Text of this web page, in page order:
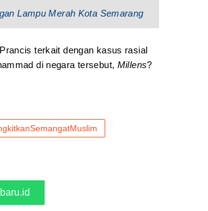
Lampu Merah Kota Semarang
terkait dengan kasus rasial
di negara tersebut, Millens?